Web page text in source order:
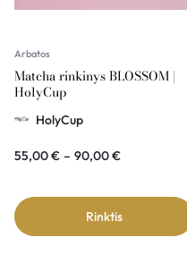
Arbatos
Matcha rinkinys BLOSSOM |
HolyCup
HolyCup
55,00€ – 90,00€
Rinktis